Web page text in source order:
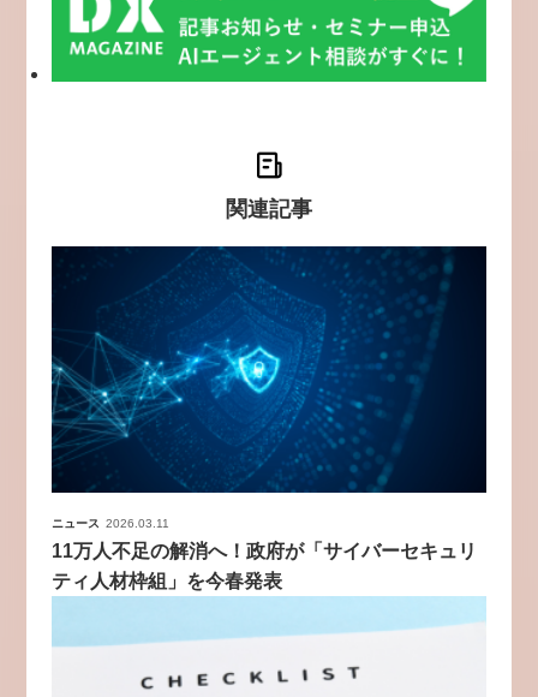
関連記事
ニュース 2026.03.11
11万人不足の解消へ！政府が「サイバーセキュリ
ティ人材枠組」を今春発表